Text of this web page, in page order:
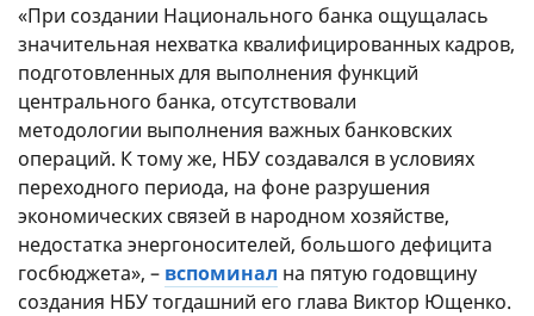
«При создании Национального банка ощущалась
значительная нехватка квалифицированных кадров,
подготовленных для выполнения функций
центрального банка, отсутствовали
методологии выполнения важных банковских
операций. К тому же, НБУ создавался в условиях
переходного периода, на фоне разрушения
экономических связей в народном хозяйстве,
недостатка энергоносителей, большого дефицита
госбюджета», – вспоминал на пятую годовщину
создания НБУ тогдашний его глава Виктор Ющенко.